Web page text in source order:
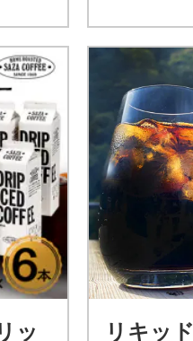
ッ
リキッ